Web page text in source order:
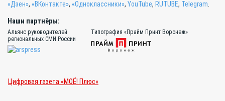
«Дзен», «ВКонтакте», «Одноклассники», YouTube, RUTUBE, Telegram
Наши партнёры:
Альянс руководителей
региональных СМИ России
Типография «Прайм Принт Воронеж»
Цифровая газета «МОЁ! Плюс»